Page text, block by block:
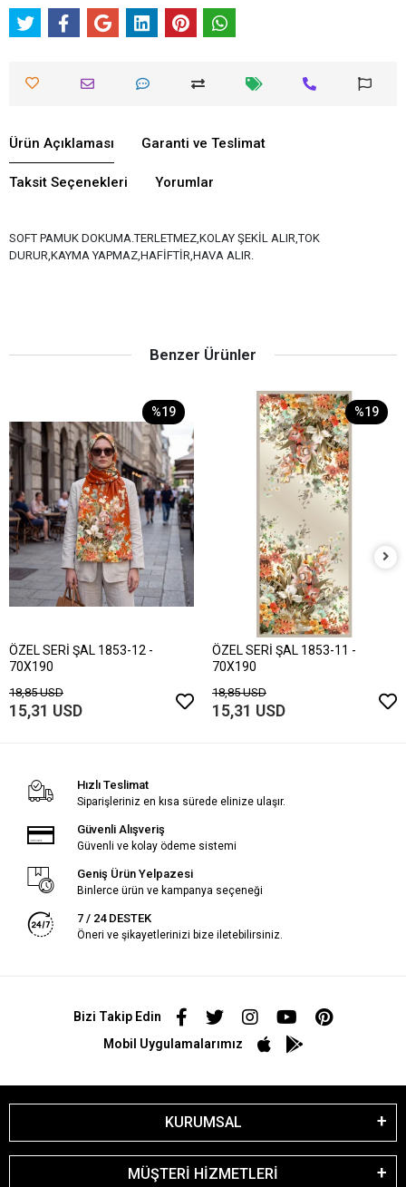
Ürün Açıklaması Garanti ve Teslimat
Taksit Seçenekleri Yorumlar
SOFT PAMUK DOKUMA.TERLETMEZ,KOLAY ŞEKİL ALIR,TOK
DURUR,KAYMA YAPMAZ,HAFİFTİR,HAVA ALIR.
Benzer Ürünler
%19
ÖZEL SERİ ŞAL 1853-12 -
70X190
18,85 USD
15,31 USD
%19
ÖZEL SERİ ŞAL 1853-11 -
70X190
18,85 USD
15,31 USD
Hızlı Teslimat
Siparişleriniz en kısa sürede elinize ulaşır.
Güvenli Alışveriş
Güvenli ve kolay ödeme sistemi
Geniş Ürün Yelpazesi
Binlerce ürün ve kampanya seçeneği
7 / 24 DESTEK
Öneri ve şikayetlerinizi bize iletebilirsiniz.
Bizi Takip Edin
Mobil Uygulamalarımız
KURUMSAL
MÜŞTERİ HİZMETLERİ